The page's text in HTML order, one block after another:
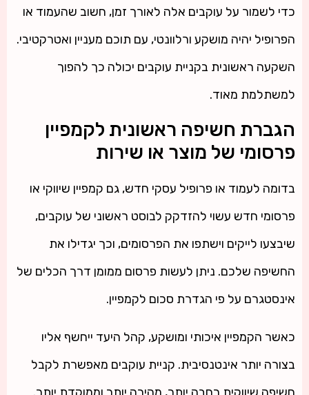
כדי לשמור על עוקבים אלה לאורך זמן, חשוב שהעמוד או
הפרופיל יהיה מושקע ורלוונטי, עם תוכם מעניין ואטרקטיבי.
השקעה ראשונית בקניית עוקבים יכולה כך להפוך
למשתלמת מאוד.
הגברת חשיפה ראשונית לקמפיין
פרסומי של מוצר או שירות
בדומה לעמוד או פרופיל עסקי חדש, גם קמפיין שיווקי או
פרסומי חדש עשוי להזדקק לבוסט ראשוני של עוקבים,
שיבצעו לייקים וישתפו את הפרסומים, וכך יגדילו את
החשיפה שלכם. ניתן לעשות פרסום ממומן דרך הכלים של
אינסטגרם על פי הגדרת סכום לקמפיין.
כאשר הקמפיין איכותי ומושקע, קהל היעד ייחשף אליו
בצורה יותר אינטנסיבית. קניית עוקבים מאפשרת לקבל
חשיפה שיווקית רחבה יותר, מהירה יותר וממוקדת יותר.